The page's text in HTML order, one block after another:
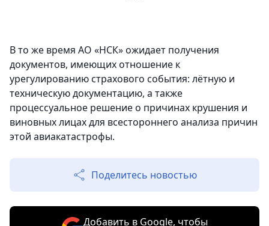
В то же время АО «НСК» ожидает получения
документов, имеющих отношение к
урегулированию страхового события: лётную и
техническую документацию, а также
процессуальное решение о причинах крушения и
виновных лицах для всестороннего анализа причин
этой авиакатастрофы.
Поделитесь новостью
Добавить в Google, чтобы